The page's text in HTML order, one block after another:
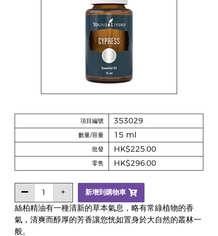
絲柏精油有一種清新的草本氣息，略有常綠植物的香
氣，清爽而醇厚的芳香讓您恍如置身於大自然的叢林一
般。
項目編號 353029
數量/容量 15 ml
批發 HK$225.00
零售 HK$296.00
新增到購物車